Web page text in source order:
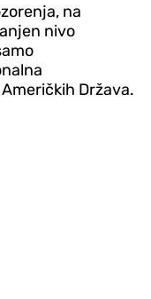
na
nivo
Država.